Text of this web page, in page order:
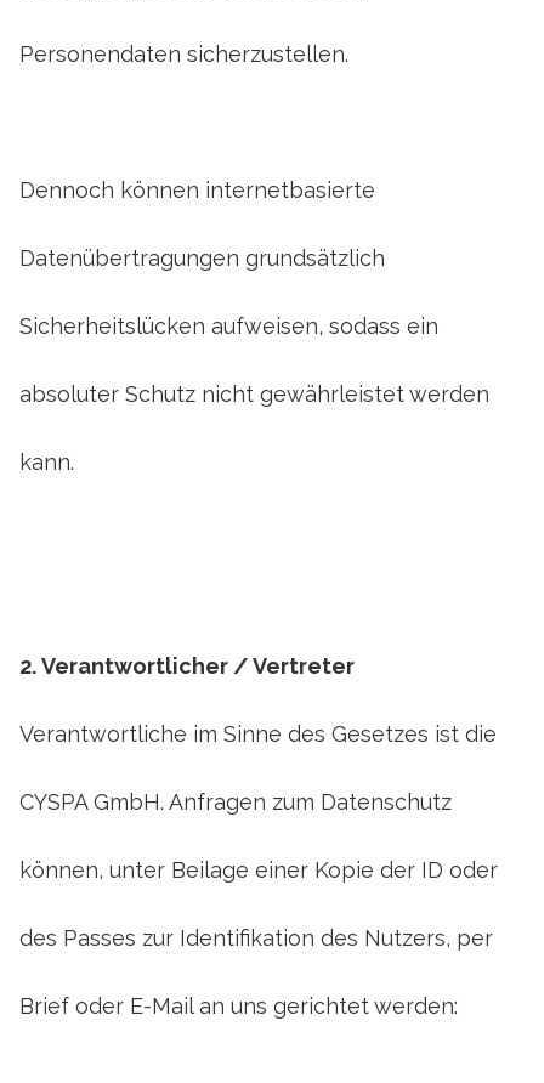
Personendaten sicherzustellen.
Dennoch können internetbasierte
Datenübertragungen grundsätzlich
Sicherheitslücken aufweisen, sodass ein
absoluter Schutz nicht gewährleistet werden
kann.
2.Verantwortlicher / Vertreter
Verantwortliche im Sinne des Gesetzes ist die
CYSPA GmbH. Anfragen zum Datenschutz
können, unter Beilage einer Kopie der ID oder
des Passes zur Identifikation des Nutzers, per
Brief oder E-Mail an uns gerichtet werden: